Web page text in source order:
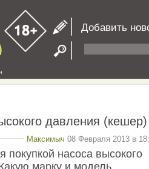
Добавить
давления (кешер)
Максимыч 08 Февраля 2013 в
покупкой насоса высокого